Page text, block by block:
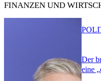
FINANZEN UND
Der
eine